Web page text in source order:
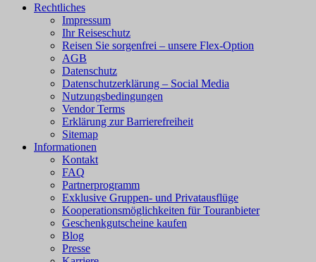
Rechtliches
Impressum
Ihr Reiseschutz
Reisen Sie sorgenfrei – unsere Flex-Option
AGB
Datenschutz
Datenschutzerklärung – Social Media
Nutzungsbedingungen
Vendor Terms
Erklärung zur Barrierefreiheit
Sitemap
Informationen
Kontakt
FAQ
Partnerprogramm
Exklusive Gruppen- und Privatausflüge
Kooperationsmöglichkeiten für Touranbieter
Geschenkgutscheine kaufen
Blog
Presse